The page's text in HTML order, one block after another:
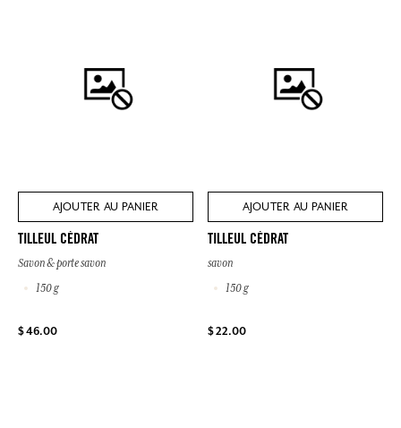
AJOUTER AU PANIER
TILLEUL CÉDRAT
Savon & porte savon
150 g
$ 46.00
AJOUTER AU PANIER
TILLEUL CÉDRAT
savon
150 g
$ 22.00